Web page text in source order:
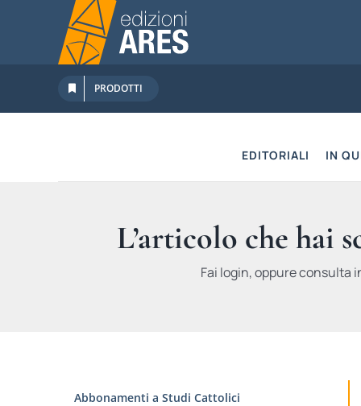
contenuto
PRODOTTI
EDITORIALI IN
L’articolo che hai
Fai login, oppure consulta
Abbonamenti a Studi Cattolici